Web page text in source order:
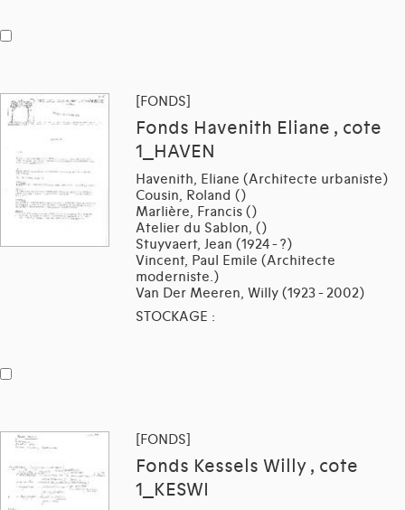
[FONDS]
Fonds Havenith Eliane , cote
1_HAVEN
Havenith, Eliane (Architecte urbaniste)
Cousin, Roland ()
Marlière, Francis ()
Atelier du Sablon, ()
Stuyvaert, Jean (1924 - ?)
Vincent, Paul Emile (Architecte
moderniste.)
Van Der Meeren, Willy (1923 - 2002)
STOCKAGE :
[FONDS]
Fonds Kessels Willy , cote
1_KESWI